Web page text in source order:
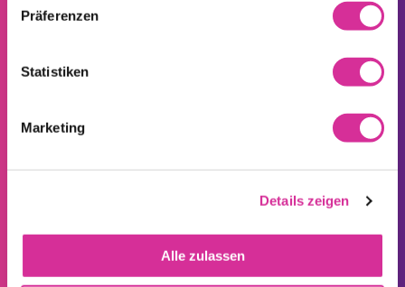
Präferenzen
Statistiken
Marketing
Details zeigen
Alle zulassen
SeitenfussLA CONFIANCE EST UNE
AFFAIRE DE TCHAMBA
Ces entreprises bénéficient du meilleur service de Tchamba